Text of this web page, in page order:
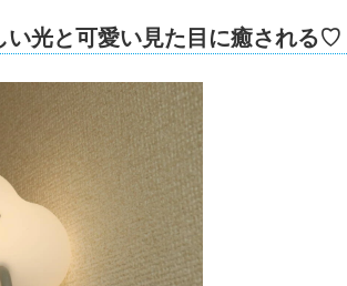
い光と可愛い見た目に癒される♡